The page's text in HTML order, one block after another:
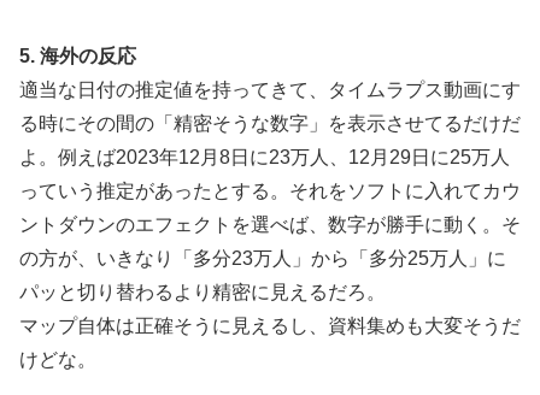
た結果」
▶ 海外「”京都の鳥”は良いぞ」小規模だけどお勧めな日本
の観光名所／お店に対する海外の反応
▶ 外国人「アジア杯で優勝するんだ」日本代表、W杯ポッ
ト1入りに現実味!?2030大会で出場枠「64」なら追い風
に！アメリカ人もポット1争いに熱視線！【海外の反
応】
▶ 韓国人「“韓国サッカー”性接待の試合結果をご覧くださ
い」→「マッサージ効果は間違いないねｗ」「これが本
当のベッドサッカーだ」
5. 海外の反応
適当な日付の推定値を持ってきて、タイムラプス動画にす
る時にその間の「精密そうな数字」を表示させてるだけだ
よ。例えば2023年12月8日に23万人、12月29日に25万人
っていう推定があったとする。それをソフトに入れてカウ
ントダウンのエフェクトを選べば、数字が勝手に動く。そ
の方が、いきなり「多分23万人」から「多分25万人」に
パッと切り替わるより精密に見えるだろ。
マップ自体は正確そうに見えるし、資料集めも大変そうだ
けどな。